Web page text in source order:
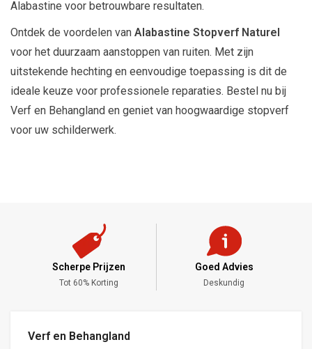
Alabastine voor betrouwbare resultaten.
Ontdek de voordelen van Alabastine Stopverf Naturel
voor het duurzaam aanstoppen van ruiten. Met zijn
uitstekende hechting en eenvoudige toepassing is dit de
ideale keuze voor professionele reparaties. Bestel nu bij
Verf en Behangland en geniet van hoogwaardige stopverf
voor uw schilderwerk.
Scherpe Prijzen
Tot 60% Korting
Goed Advies
Deskundig
Verf en Behangland